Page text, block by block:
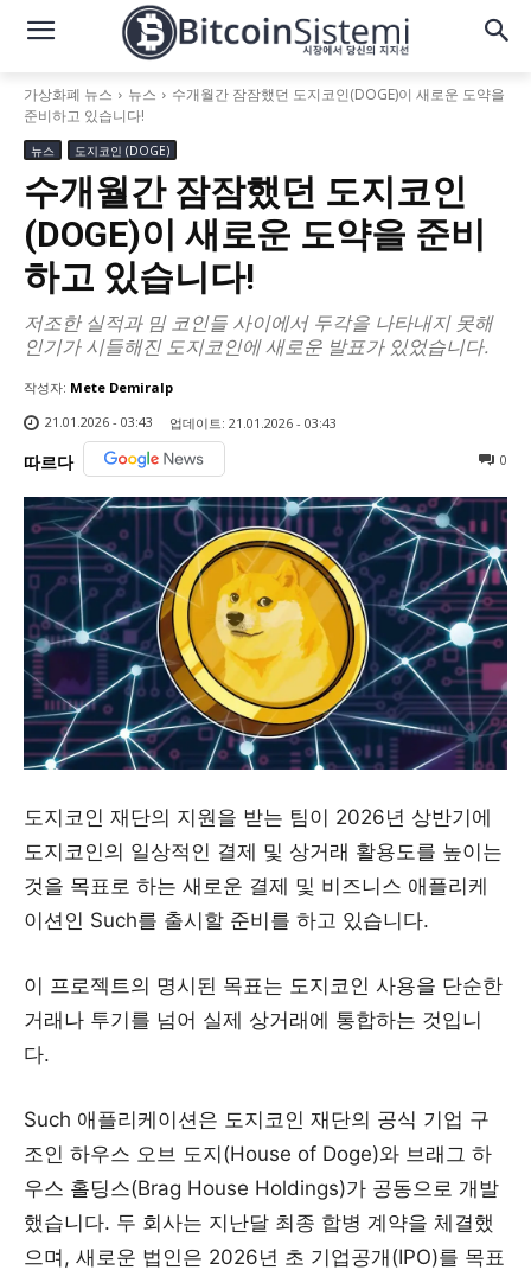
가상화폐 뉴스 뉴스
수개월간 잠잠했던 도지코인(DOGE)이 새로운 도약을
준비하고 있습니다!
뉴스 도지코인 (DOGE)
수개월간 잠잠했던 도지코인
(DOGE)이 새로운 도약을 준비
하고 있습니다!
저조한 실적과 밈 코인들 사이에서 두각을 나타내지 못해
인기가 시들해진 도지코인에 새로운 발표가 있었습니다.
작성자: Mete Demiralp
21.01.2026 - 03:43
업데이트: 21.01.2026 - 03:43
따르다 0
도지코인 재단의 지원을 받는 팀이 2026년 상반기에
도지코인의 일상적인 결제 및 상거래 활용도를 높이는
것을 목표로 하는 새로운 결제 및 비즈니스 애플리케
이션인 Such를 출시할 준비를 하고 있습니다.
이 프로젝트의 명시된 목표는 도지코인 사용을 단순한
거래나 투기를 넘어 실제 상거래에 통합하는 것입니
다.
Such 애플리케이션은 도지코인 재단의 공식 기업 구
조인 하우스 오브 도지(House of Doge)와 브래그 하
우스 홀딩스(Brag House Holdings)가 공동으로 개발
했습니다. 두 회사는 지난달 최종 합병 계약을 체결했
으며, 새로운 법인은 2026년 초 기업공개(IPO)를 목표